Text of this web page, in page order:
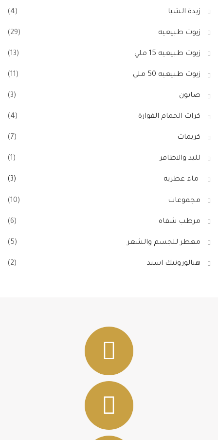
زبدة الشيا (4)
زيوت طبيعيه (29)
زيوت طبيعيه 15 ملي (13)
زيوت طبيعيه 50 ملي (11)
صابون (3)
كرات الحمام الفوارة (4)
كريمات (7)
لليد والاظافر (1)
ماء عطريه (3)
مجموعات (10)
مرطب شفاه (6)
معطر للجسم والشعر (5)
هيالورونيك اسيد (2)